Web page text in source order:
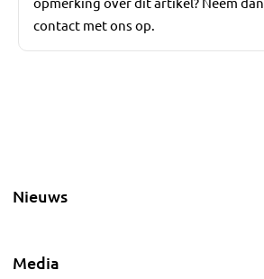
contact met ons op.
Nieuws
Media